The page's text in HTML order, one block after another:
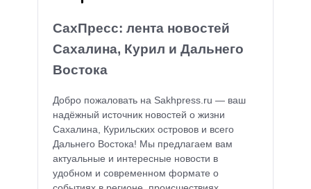
СахПресс: лента новостей
Сахалина, Курил и Дальнего
Востока
Добро пожаловать на Sakhpress.ru — ваш
надёжный источник новостей о жизни
Сахалина, Курильских островов и всего
Дальнего Востока! Мы предлагаем вам
актуальные и интересные новости в
удобном и современном формате о